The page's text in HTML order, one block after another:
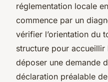
réglementation locale
commence par un
vérifier l’orientation du
structure pour accueillir
déposer une demande
déclaration préalable